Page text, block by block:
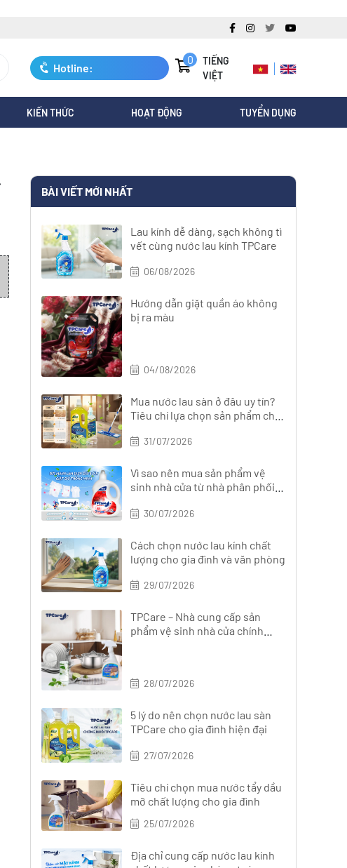
Hotline:
0247.3088.845
0
TIẾNG
VIỆT
KIẾN THỨC HOẠT ĐỘNG TUYỂN DỤNG
BÀI VIẾT MỚI NHẤT
Lau kính dễ dàng, sạch không tì
vết cùng nước lau kính TPCare
06/08/2026
Hướng dẫn giặt quần áo không
bị ra màu
04/08/2026
Mua nước lau sàn ở đâu uy tín?
Tiêu chí lựa chọn sản phẩm chất
31/07/2026
Vì sao nên mua sản phẩm vệ
sinh nhà cửa từ nhà phân phối
30/07/2026
Cách chọn nước lau kính chất
lượng cho gia đình và văn phòng
29/07/2026
TPCare – Nhà cung cấp sản
phẩm vệ sinh nhà cửa chính
28/07/2026
5 lý do nên chọn nước lau sàn
TPCare cho gia đình hiện đại
27/07/2026
Tiêu chí chọn mua nước tẩy dầu
mỡ chất lượng cho gia đình
25/07/2026
Địa chỉ cung cấp nước lau kính